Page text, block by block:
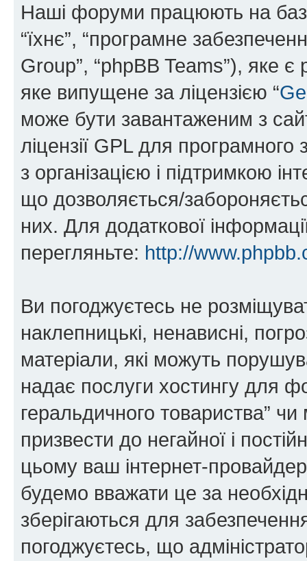
Наші форуми працюють на
“їхнє”, “програмне
Group”, “phpBB Teams”), яке
яке випущене за ліцензією “
може бути завантаженим з
ліцензії GPL для
з організацією і підтримкою
що дозволяється/
них. Для додаткової
перегляньте: http://
Ви погоджуєтесь не
наклепницькі, ненависні,
матеріали, які можуть
надає послуги хостингу для
геральдичного товариства”
призвести до негайної і
цьому ваш інтернет-
будемо вважати це за
зберігаються для
погоджуєтесь, що